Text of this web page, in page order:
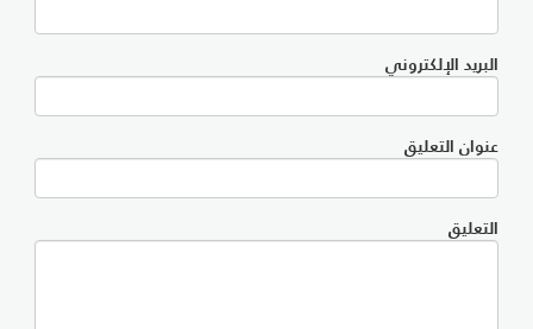
البريد الإلكتروني
عنوان التعليق
التعليق